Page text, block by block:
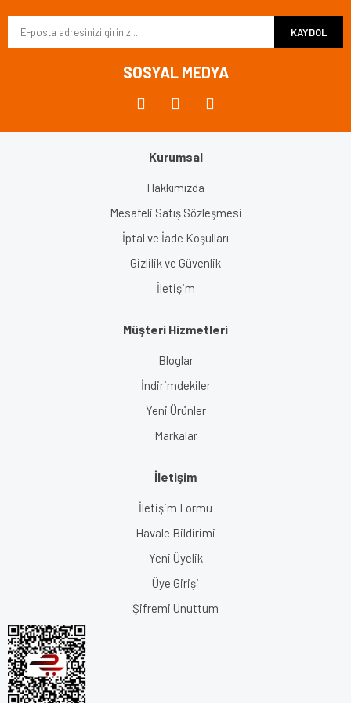
Ürün fiyatı diğer sitelerden daha pahalı.
KAYDOL
SOSYAL MEDYA
Kurumsal
Hakkımızda
Mesafeli Satış Sözleşmesi
İptal ve İade Koşulları
Gizlilik ve Güvenlik
İletişim
Müşteri Hizmetleri
Bloglar
İndirimdekiler
Yeni Ürünler
Markalar
İletişim
İletişim Formu
Havale Bildirimi
Yeni Üyelik
Üye Girişi
Şifremi Unuttum